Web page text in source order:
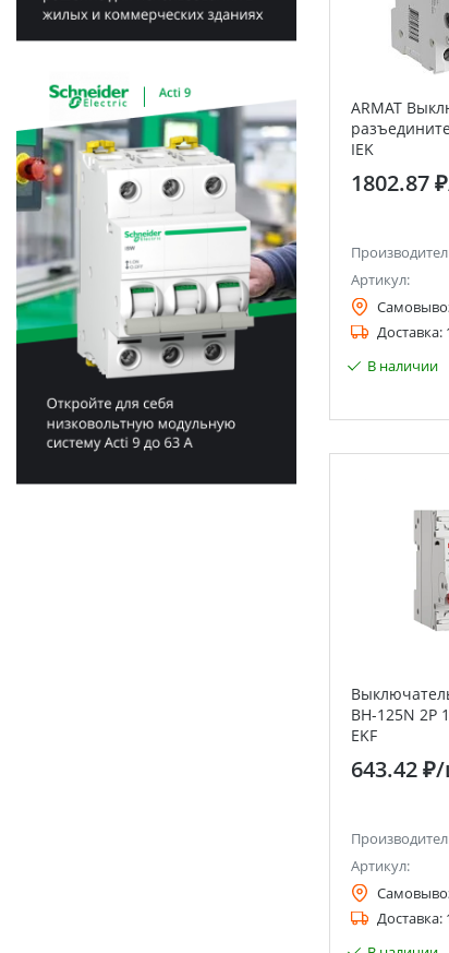
ARMAT
IEK
1802.87 ₽
Артикул:
Доставка:
В наличии
ВН-125N 2Р
EKF
643.42 ₽/
Артикул:
Доставка: